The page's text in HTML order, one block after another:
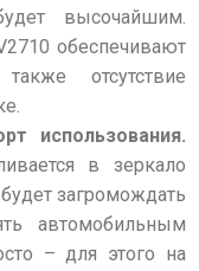
высочайшим.
обеспечивают
отсутствие
использования.
в зеркало
загромождать
автомобильным
– для этого на